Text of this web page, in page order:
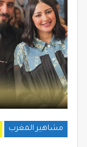
مشاهير المغرب